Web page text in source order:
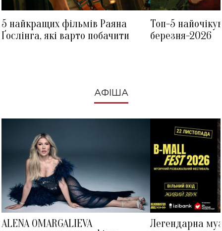
5 найкращих фільмів Раяна
Ґослінга, які варто побачити
Топ-5
березня-2026
АФІША
ALENA OMARGALIEVA
Легендарна